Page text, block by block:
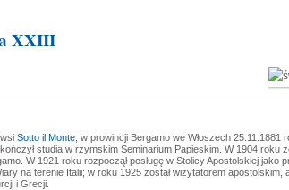
XXIII
Sotto il Monte, w prowincji Bergamo we Włoszech 25.11.1881
studia w rzymskim Seminarium Papieskim. W 1904 roku
W 1921 roku rozpoczął posługę w Stolicy Apostolskiej jako
na terenie Italii; w roku 1925 został wizytatorem apostolskim,
i Grecji.